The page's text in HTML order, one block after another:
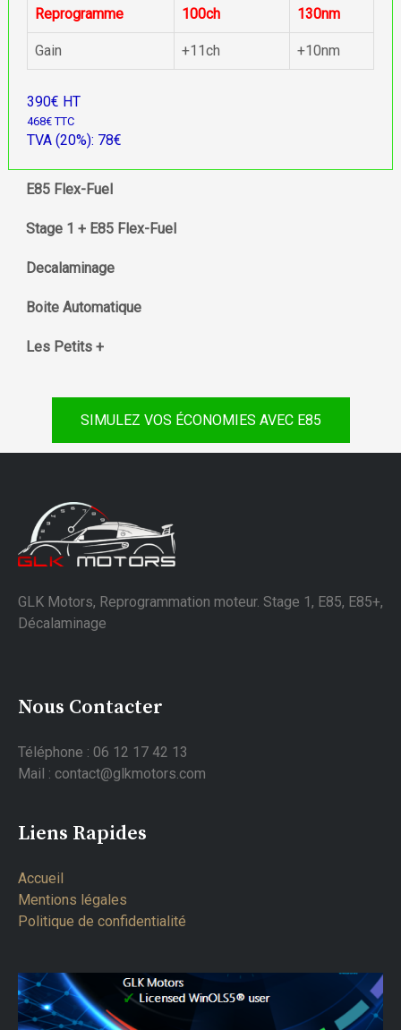
Reprogramme 100ch 130nm
Gain +11ch +10nm
390€ HT
468€ TTC
TVA (20%): 78€
E85 Flex-Fuel
Stage 1 + E85 Flex-Fuel
Decalaminage
Boite Automatique
Les Petits +
SIMULEZ VOS ÉCONOMIES AVEC E85
GLK Motors, Reprogrammation moteur. Stage 1, E85, E85+,
Décalaminage
Nous Contacter
Téléphone : 06 12 17 42 13
Mail : contact@glkmotors.com
Liens Rapides
Accueil
Mentions légales
Politique de confidentialité